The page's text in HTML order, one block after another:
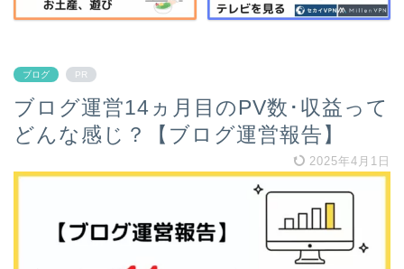
ブログ PR
ブログ運営14ヵ月目のPV数･収益って
どんな感じ？【ブログ運営報告】
2025年4月1日